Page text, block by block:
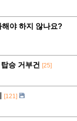
야 하지 않나요?
승 거부건 [25]
[121]